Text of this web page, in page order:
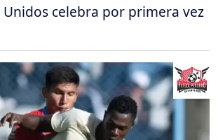
celebra por primera vez